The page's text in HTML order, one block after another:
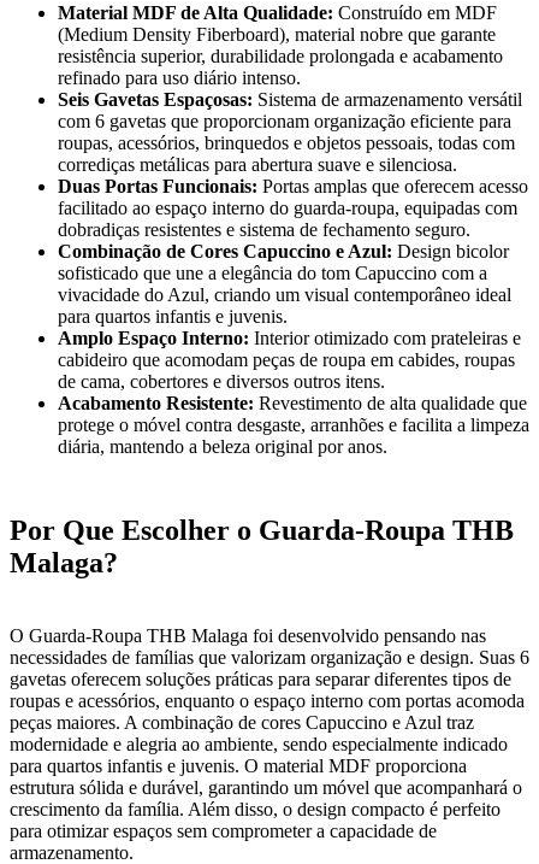
Material MDF de Alta Qualidade: Construído em MDF
(Medium Density Fiberboard), material nobre que garante
resistência superior, durabilidade prolongada e acabamento
refinado para uso diário intenso.
Seis Gavetas Espaçosas: Sistema de armazenamento versátil
com 6 gavetas que proporcionam organização eficiente para
roupas, acessórios, brinquedos e objetos pessoais, todas com
corrediças metálicas para abertura suave e silenciosa.
Duas Portas Funcionais: Portas amplas que oferecem acesso
facilitado ao espaço interno do guarda-roupa, equipadas com
dobradiças resistentes e sistema de fechamento seguro.
Combinação de Cores Capuccino e Azul: Design bicolor
sofisticado que une a elegância do tom Capuccino com a
vivacidade do Azul, criando um visual contemporâneo ideal
para quartos infantis e juvenis.
Amplo Espaço Interno: Interior otimizado com prateleiras e
cabideiro que acomodam peças de roupa em cabides, roupas
de cama, cobertores e diversos outros itens.
Acabamento Resistente: Revestimento de alta qualidade que
protege o móvel contra desgaste, arranhões e facilita a limpeza
diária, mantendo a beleza original por anos.
Por Que Escolher o Guarda-Roupa THB
Malaga?
O Guarda-Roupa THB Malaga foi desenvolvido pensando nas
necessidades de famílias que valorizam organização e design. Suas 6
gavetas oferecem soluções práticas para separar diferentes tipos de
roupas e acessórios, enquanto o espaço interno com portas acomoda
peças maiores. A combinação de cores Capuccino e Azul traz
modernidade e alegria ao ambiente, sendo especialmente indicado
para quartos infantis e juvenis. O material MDF proporciona
estrutura sólida e durável, garantindo um móvel que acompanhará o
crescimento da família. Além disso, o design compacto é perfeito
para otimizar espaços sem comprometer a capacidade de
armazenamento.